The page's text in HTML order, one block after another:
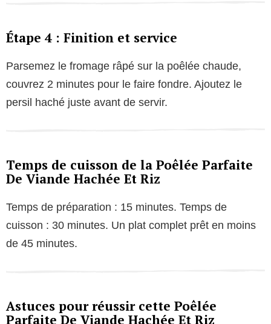
Étape 4 : Finition et service
Parsemez le fromage râpé sur la poêlée chaude,
couvrez 2 minutes pour le faire fondre. Ajoutez le
persil haché juste avant de servir.
Temps de cuisson de la Poêlée Parfaite
De Viande Hachée Et Riz
Temps de préparation : 15 minutes. Temps de
cuisson : 30 minutes. Un plat complet prêt en moins
de 45 minutes.
Astuces pour réussir cette Poêlée
Parfaite De Viande Hachée Et Riz